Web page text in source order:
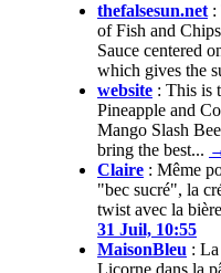
thefalsesun.net :
of Fish and
Sauce centered
which gives the
website : This is
Pineapple and
Mango Slash
bring the best...
Claire : Même
"bec sucré", la
twist avec la
31 Juil, 10:55
MaisonBleu :